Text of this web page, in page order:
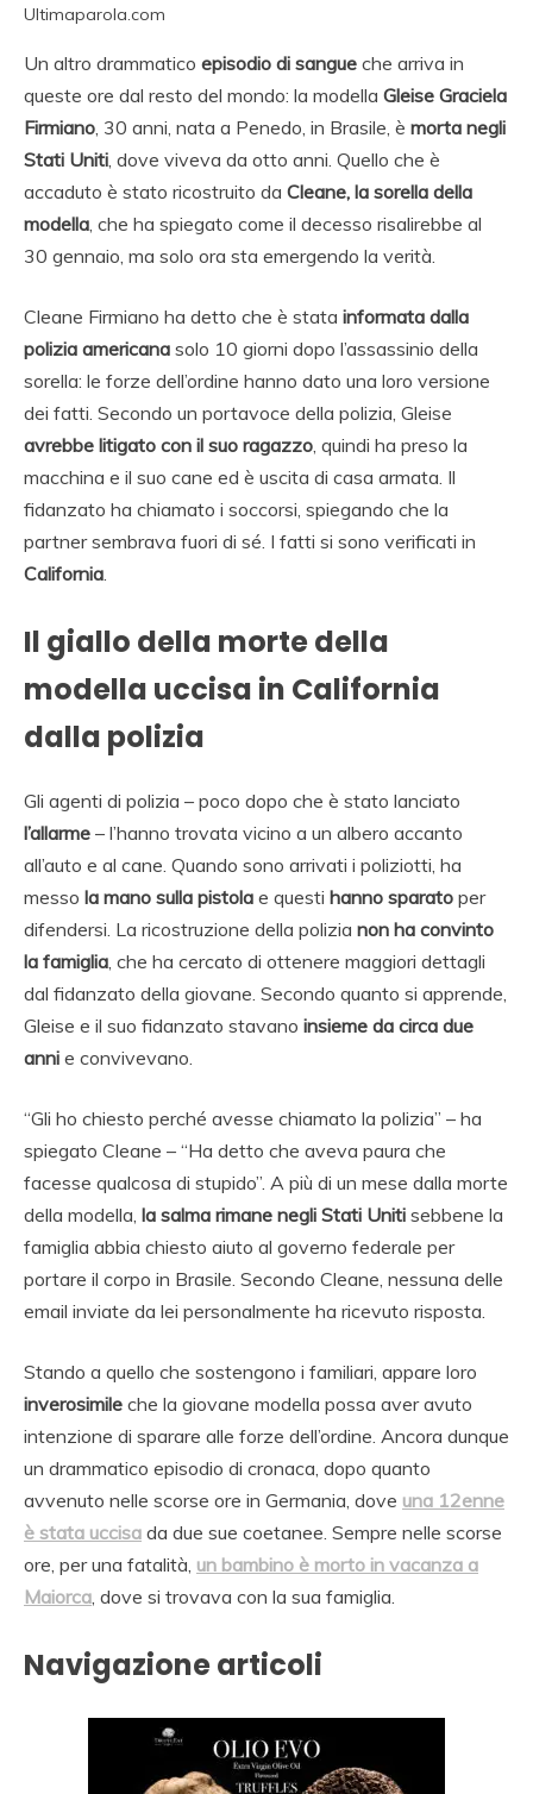
Ultimaparola.com
Un altro drammatico episodio di sangue che arriva in
queste ore dal resto del mondo: la modella Gleise Graciela
Firmiano, 30 anni, nata a Penedo, in Brasile, è morta negli
Stati Uniti, dove viveva da otto anni. Quello che è
accaduto è stato ricostruito da Cleane, la sorella della
modella, che ha spiegato come il decesso risalirebbe al
30 gennaio, ma solo ora sta emergendo la verità.
Cleane Firmiano ha detto che è stata informata dalla
polizia americana solo 10 giorni dopo l’assassinio della
sorella: le forze dell’ordine hanno dato una loro versione
dei fatti. Secondo un portavoce della polizia, Gleise
avrebbe litigato con il suo ragazzo, quindi ha preso la
macchina e il suo cane ed è uscita di casa armata. Il
fidanzato ha chiamato i soccorsi, spiegando che la
partner sembrava fuori di sé. I fatti si sono verificati in
California.
Il giallo della morte della
modella uccisa in California
dalla polizia
Gli agenti di polizia – poco dopo che è stato lanciato
l’allarme – l’hanno trovata vicino a un albero accanto
all’auto e al cane. Quando sono arrivati ​​i poliziotti, ha
messo la mano sulla pistola e questi hanno sparato per
difendersi. La ricostruzione della polizia non ha convinto
la famiglia, che ha cercato di ottenere maggiori dettagli
dal fidanzato della giovane. Secondo quanto si apprende,
Gleise e il suo fidanzato stavano insieme da circa due
anni e convivevano.
“Gli ho chiesto perché avesse chiamato la polizia” – ha
spiegato Cleane – “Ha detto che aveva paura che
facesse qualcosa di stupido”. A più di un mese dalla morte
della modella, la salma rimane negli Stati Uniti sebbene la
famiglia abbia chiesto aiuto al governo federale per
portare il corpo in Brasile. Secondo Cleane, nessuna delle
email inviate da lei personalmente ha ricevuto risposta.
Stando a quello che sostengono i familiari, appare loro
inverosimile che la giovane modella possa aver avuto
intenzione di sparare alle forze dell’ordine. Ancora dunque
un drammatico episodio di cronaca, dopo quanto
avvenuto nelle scorse ore in Germania, dove una 12enne
è stata uccisa da due sue coetanee. Sempre nelle scorse
ore, per una fatalità, un bambino è morto in vacanza a
Maiorca, dove si trovava con la sua famiglia.
Navigazione articoli